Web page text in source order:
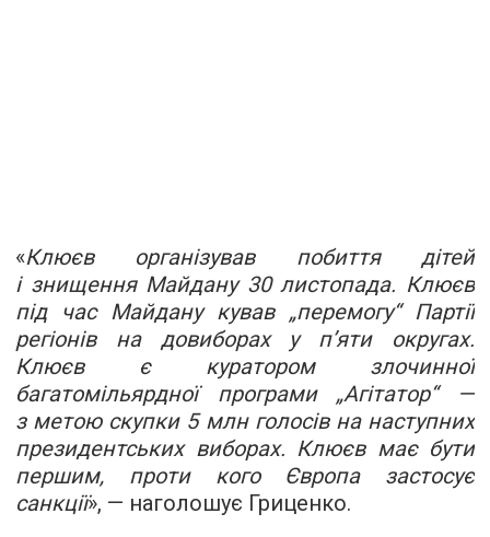
«Клюєв організував побиття дітей
і знищення Майдану 30 листопада. Клюєв
під час Майдану кував „перемогу“ Партії
регіонів на довиборах у п’яти округах.
Клюєв є куратором злочинної
багатомільярдної програми „Агітатор“ —
з метою скупки 5 млн голосів на наступних
президентських виборах. Клюєв має бути
першим, проти кого Європа застосує
санкції», — наголошує Гриценко.